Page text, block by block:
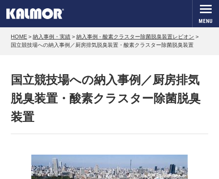
MENU
HOME >納入事例・実績 >納入事例 - 酸素クラスター除菌脱臭装置レビオン >
国立競技場への納入事例／厨房排気脱臭装置・酸素クラスター除菌脱臭装置
国立競技場への納入事例／厨房排気
脱臭装置・酸素クラスター除菌脱臭
装置